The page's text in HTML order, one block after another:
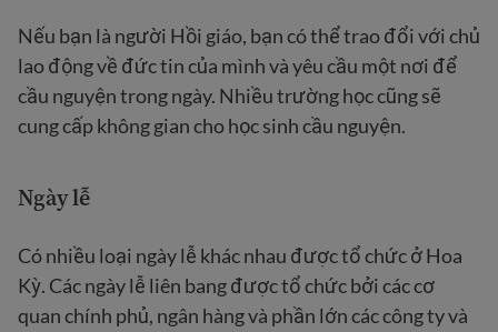
Nếu bạn là người Hồi giáo, bạn có thể trao đổi với chủ
lao động về đức tin của mình và yêu cầu một nơi để
cầu nguyện trong ngày. Nhiều trường học cũng sẽ
cung cấp không gian cho học sinh cầu nguyện.
Ngày lễ
Có nhiều loại ngày lễ khác nhau được tổ chức ở Hoa
Kỳ. Các ngày lễ liên bang được tổ chức bởi các cơ
quan chính phủ, ngân hàng và phần lớn các công ty và